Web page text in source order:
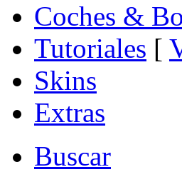
Coches &
Tutoriales [
Skins
Extras
Buscar